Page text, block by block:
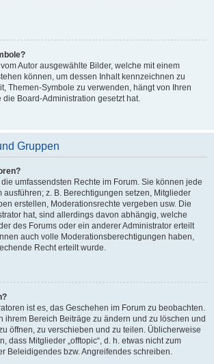
Autor ausgewählte Bilder, welche mit einem
können, um dessen Inhalt kennzeichnen zu
Themen-Symbole zu verwenden, hängt von Ihren
die Board-Administration gesetzt hat.
Gruppen
umfassendsten Rechte im Forum. Sie können jede
ausführen; z. B. Berechtigungen setzen, Mitglieder
erstellen, Moderationsrechte vergeben usw. Die
hat, sind allerdings davon abhängig, welche
des Forums oder ein anderer Administrator erteilt
auch volle Moderationsberechtigungen haben,
Recht erteilt wurde.
ist es, das Geschehen im Forum zu beobachten.
ihrem Bereich Beiträge zu ändern und zu löschen und
öffnen, zu verschieben und zu teilen. Üblicherweise
dass Mitglieder „offtopic“, d. h. etwas nicht zum
Beleidigendes bzw. Angreifendes schreiben.